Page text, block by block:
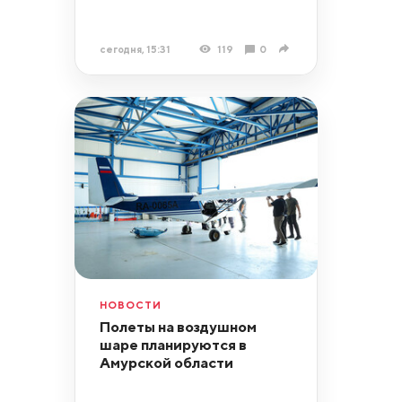
сегодня, 15:31 119 0
НОВОСТИ
Полеты на воздушном
шаре планируются в
Амурской области